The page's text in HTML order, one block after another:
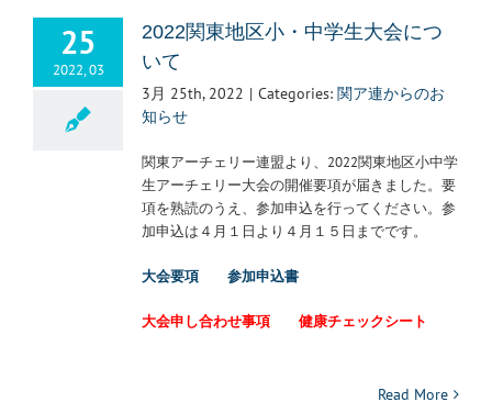
25
2022, 03
2022関東地区小・中学生大会につ
いて
3月 25th, 2022 | Categories: 関ア連からのお
知らせ
関東アーチェリー連盟より、2022関東地区小中学
生アーチェリー大会の開催要項が届きました。要
項を熟読のうえ、参加申込を行ってください。参
加申込は４月１日より４月１５日までです。
大会要項 参加申込書
大会申し合わせ事項 健康チェックシート
Read More